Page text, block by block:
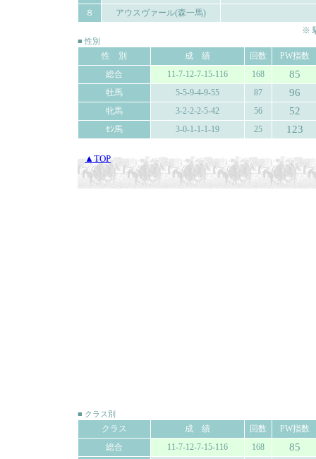
８
アウスヴァール(森一馬)
※
■ 性別
性 別 成 績 回数
PW指数
総合
11-7-12-7-15-116 168 85
牡馬 5-5-9-4-9-55 87 96
牝馬 3-2-2-2-5-42 56 52
ｾﾝ馬 3-0-1-1-1-19 25 123
▲TOP
■ クラス別
クラス 成 績 回数
PW指数
総合
11-7-12-7-15-116 168 85